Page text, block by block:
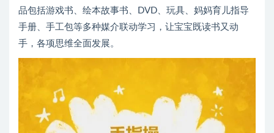
品包括游戏书、绘本故事书、DVD、玩具、妈妈育儿指导
手册、手工包等多种媒介联动学习，让宝宝既读书又动
手，各项思维全面发展。